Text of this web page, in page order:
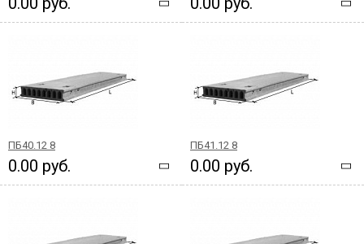
ПБ40.12 8
0.00 руб.
ПБ41.12 8
0.00 руб.